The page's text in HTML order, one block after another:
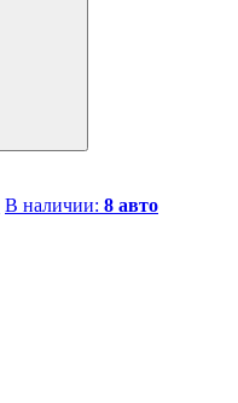
В наличии: 8 авто